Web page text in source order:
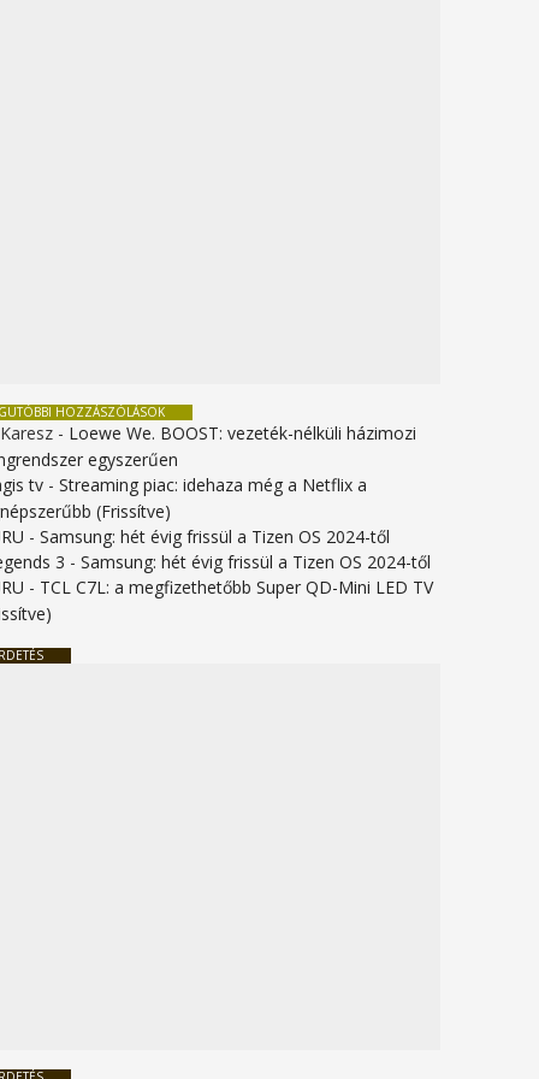
HOZZÁSZÓLÁSOK
- Loewe We. BOOST: vezeték-nélküli házimozi
egyszerűen
tv -Streaming piac: idehaza még a Netflix a
(Frissítve)
-Samsung: hét évig frissül a Tizen OS 2024-től
3 -Samsung: hét évig frissül a Tizen OS 2024-től
- TCL C7L: a megfizethetőbb Super QD-Mini LED TV